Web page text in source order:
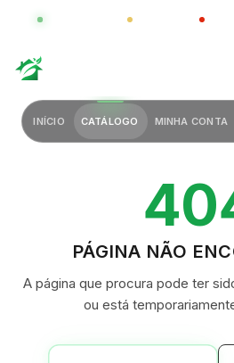
INÍCIO CATÁLOGO MINHA CONTA
PÁGINA NÃO
A página que procura pode ter
ou está